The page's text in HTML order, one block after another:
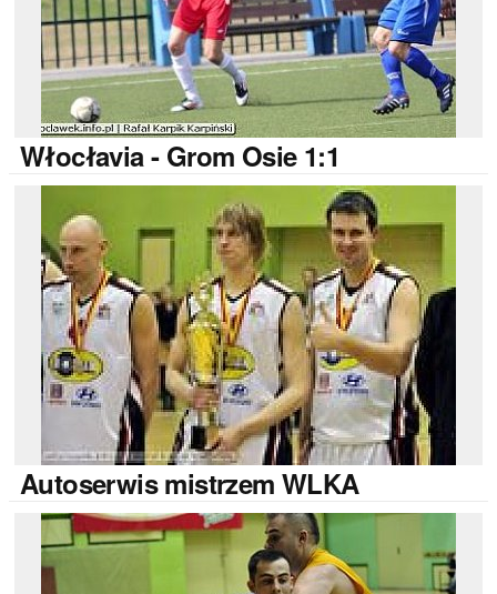
Włocłavia- Grom Osie 1:1
Autoserwismistrzem WLKA